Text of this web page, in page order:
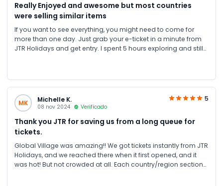
Really Enjoyed and awesome but most countries
were selling similar items
If you want to see everything, you might need to come for
more than one day. Just grab your e-ticket in a minute from
JTR Holidays and get entry. I spent 5 hours exploring and still
was that most of the countries were selling similar items.
Definitely worth going, though!
MK
Michelle K.
08 nov 2024 Verificado
5
Thank you JTR for saving us from a long queue for
tickets.
Global Village was amazing!! We got tickets instantly from JTR
Holidays, and we reached there when it first opened, and it
was hot! But not crowded at all. Each country/region section